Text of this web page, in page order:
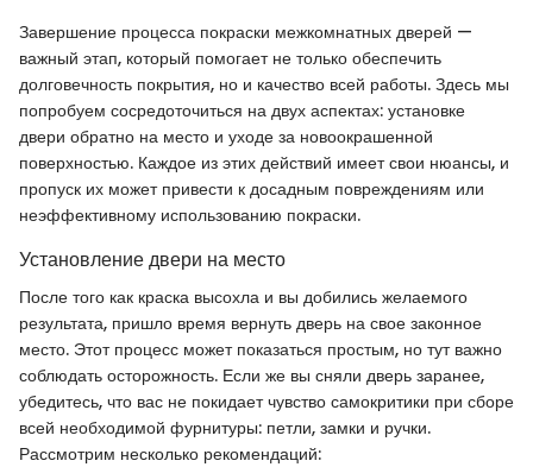
Завершение процесса покраски межкомнатных дверей —
важный этап, который помогает не только обеспечить
долговечность покрытия, но и качество всей работы. Здесь мы
попробуем сосредоточиться на двух аспектах: установке
двери обратно на место и уходе за новоокрашенной
поверхностью. Каждое из этих действий имеет свои нюансы, и
пропуск их может привести к досадным повреждениям или
неэффективному использованию покраски.
Установление двери на место
После того как краска высохла и вы добились желаемого
результата, пришло время вернуть дверь на свое законное
место. Этот процесс может показаться простым, но тут важно
соблюдать осторожность. Если же вы сняли дверь заранее,
убедитесь, что вас не покидает чувство самокритики при сборе
всей необходимой фурнитуры: петли, замки и ручки.
Рассмотрим несколько рекомендаций: